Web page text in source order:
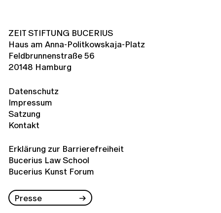
ZEIT STIFTUNG BUCERIUS
Haus am Anna-Politkowskaja-Platz
Feldbrunnenstraße 56
20148 Hamburg
Datenschutz
Impressum
Satzung
Kontakt
Erklärung zur Barrierefreiheit
Bucerius Law School
Bucerius Kunst Forum
Presse